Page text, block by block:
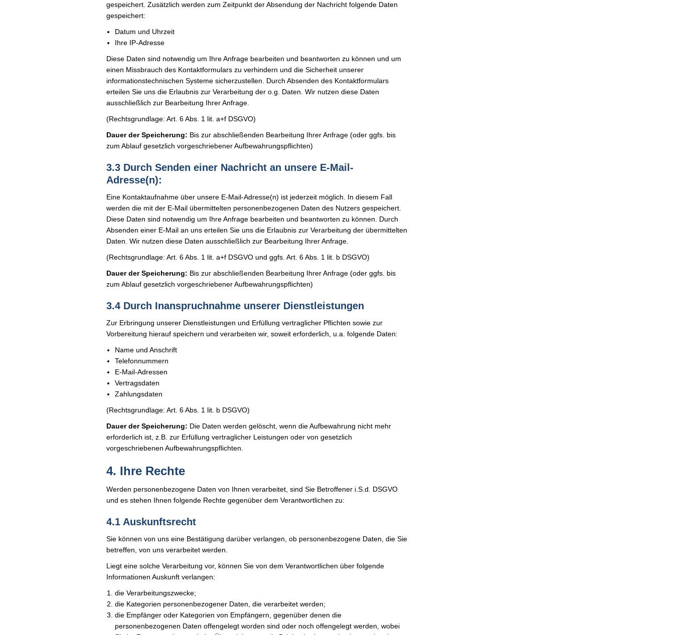
gespeichert. Zusätzlich werden zum Zeitpunkt der Absendung der Nachricht folgende Daten
gespeichert:
Datum und Uhrzeit
Ihre IP-Adresse
Diese Daten sind notwendig um Ihre Anfrage bearbeiten und beantworten zu können und um
einen Missbrauch des Kontaktformulars zu verhindern und die Sicherheit unserer
informationstechnischen Systeme sicherzustellen. Durch Absenden des Kontaktformulars
erteilen Sie uns die Erlaubnis zur Verarbeitung der o.g. Daten. Wir nutzen diese Daten
ausschließlich zur Bearbeitung Ihrer Anfrage.
(Rechtsgrundlage: Art. 6 Abs. 1 lit. a+f DSGVO)
Dauer der Speicherung: Bis zur abschließenden Bearbeitung Ihrer Anfrage (oder ggfs. bis
zum Ablauf gesetzlich vorgeschriebener Aufbewahrungspflichten)
3.3 Durch Senden einer Nachricht an unsere E-Mail-
Adresse(n):
Eine Kontaktaufnahme über unsere E-Mail-Adresse(n) ist jederzeit möglich. In diesem Fall
werden die mit der E-Mail übermittelten personenbezogenen Daten des Nutzers gespeichert.
Diese Daten sind notwendig um Ihre Anfrage bearbeiten und beantworten zu können. Durch
Absenden einer E-Mail an uns erteilen Sie uns die Erlaubnis zur Verarbeitung der übermittelten
Daten. Wir nutzen diese Daten ausschließlich zur Bearbeitung Ihrer Anfrage.
(Rechtsgrundlage: Art. 6 Abs. 1 lit. a+f DSGVO und ggfs. Art. 6 Abs. 1 lit. b DSGVO)
Dauer der Speicherung: Bis zur abschließenden Bearbeitung Ihrer Anfrage (oder ggfs. bis
zum Ablauf gesetzlich vorgeschriebener Aufbewahrungspflichten)
3.4 Durch Inanspruchnahme unserer Dienstleistungen
Zur Erbringung unserer Dienstleistungen und Erfüllung vertraglicher Pflichten sowie zur
Vorbereitung hierauf speichern und verarbeiten wir, soweit erforderlich, u.a. folgende Daten:
Name und Anschrift
Telefonnummern
E-Mail-Adressen
Vertragsdaten
Zahlungsdaten
(Rechtsgrundlage: Art. 6 Abs. 1 lit. b DSGVO)
Dauer der Speicherung: Die Daten werden gelöscht, wenn die Aufbewahrung nicht mehr
erforderlich ist, z.B. zur Erfüllung vertraglicher Leistungen oder von gesetzlich
vorgeschriebenen Aufbewahrungspflichten.
4. Ihre Rechte
Werden personenbezogene Daten von Ihnen verarbeitet, sind Sie Betroffener i.S.d. DSGVO
und es stehen Ihnen folgende Rechte gegenüber dem Verantwortlichen zu:
4.1 Auskunftsrecht
Sie können von uns eine Bestätigung darüber verlangen, ob personenbezogene Daten, die Sie
betreffen, von uns verarbeitet werden.
Liegt eine solche Verarbeitung vor, können Sie von dem Verantwortlichen über folgende
Informationen Auskunft verlangen:
die Verarbeitungszwecke;
die Kategorien personenbezogener Daten, die verarbeitet werden;
die Empfänger oder Kategorien von Empfängern, gegenüber denen die
personenbezogenen Daten offengelegt worden sind oder noch offengelegt werden, wobei